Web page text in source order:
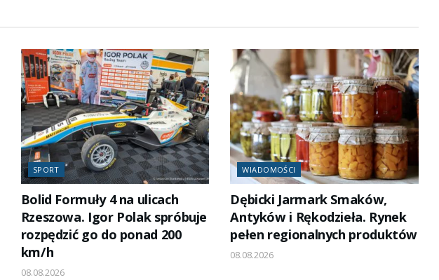
SPORT
Bolid Formuły 4 na ulicach
Rzeszowa. Igor Polak spróbuje
rozpędzić go do ponad 200
km/h
08.08.2026
WIADOMOŚCI
Dębicki Jarmark Smaków,
Antyków i Rękodzieła. Rynek
pełen regionalnych produktów
08.08.2026